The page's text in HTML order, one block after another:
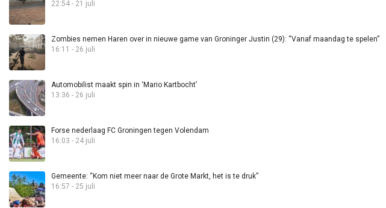
22:54 - 21 juli
Zombies nemen Haren over in nieuwe game van Groninger Justin (29): “Vanaf maandag te spelen”
16:11 - 26 juli
Automobilist maakt spin in ‘Mario Kartbocht’
13:36 - 26 juli
Forse nederlaag FC Groningen tegen Volendam
16:03 - 24 juli
Gemeente: “Kom niet meer naar de Grote Markt, het is te druk”
16:57 - 25 juli